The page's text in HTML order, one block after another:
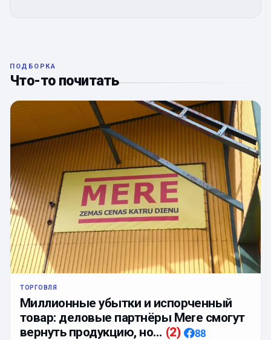
ПОДБОРКА
Что-то почитать
ТОРГОВЛЯ
Миллионные убытки и испорченный
товар: деловые партнёры Mere смогут
вернуть продукцию, но… (2) 88